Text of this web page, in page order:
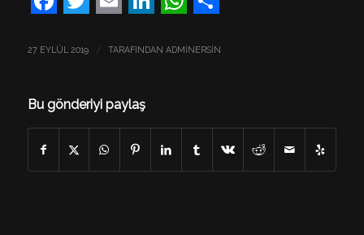
27 EYLÜL 2019 / TARAFINDAN ADMINERSIN
Bu gönderiyi paylaş